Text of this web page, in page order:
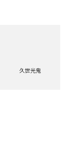
久世光鬼